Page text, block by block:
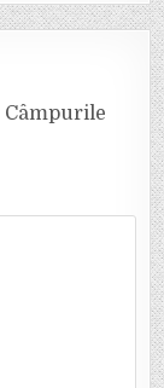
Câmpurile